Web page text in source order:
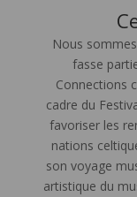
Nous
fasse
Connections
cadre du
favoriser les
nations
son voyage
artistique du